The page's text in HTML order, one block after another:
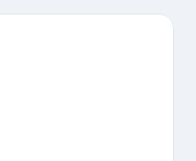
السفر؟ استمتع بقضاء بعض الوقت